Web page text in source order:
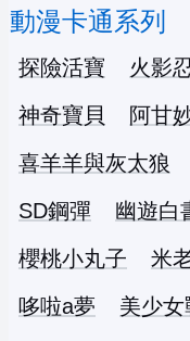
動漫卡通系列
探險活寶 火影
神奇寶貝
阿甘
喜羊羊與灰太狼
SD鋼彈
幽遊白
櫻桃小丸子
米
哆啦a夢
美少女